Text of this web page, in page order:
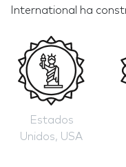
International ha
Estados
Unidos, USA